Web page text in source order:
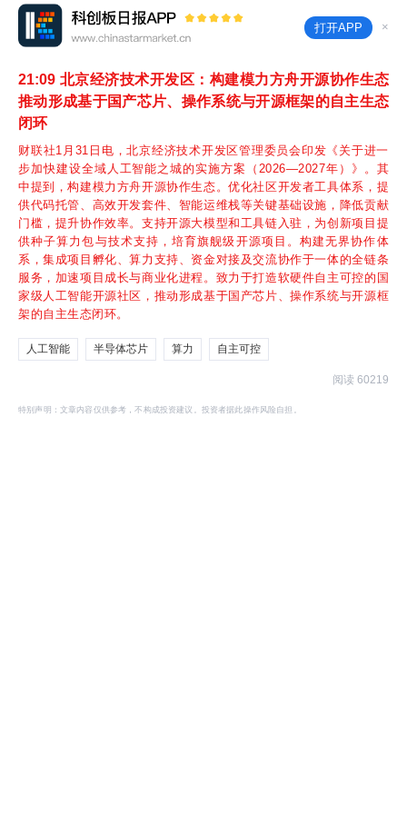
打开APP ×
21:09 北京经济技术开发区：构建模力方舟开源协作生态
推动形成基于国产芯片、操作系统与开源框架的自主生态
闭环
财联社1月31日电，北京经济技术开发区管理委员会印发《关于进一
步加快建设全域人工智能之城的实施方案（2026—2027年）》。其
中提到，构建模力方舟开源协作生态。优化社区开发者工具体系，提
供代码托管、高效开发套件、智能运维栈等关键基础设施，降低贡献
门槛，提升协作效率。支持开源大模型和工具链入驻，为创新项目提
供种子算力包与技术支持，培育旗舰级开源项目。构建无界协作体
系，集成项目孵化、算力支持、资金对接及交流协作于一体的全链条
服务，加速项目成长与商业化进程。致力于打造软硬件自主可控的国
家级人工智能开源社区，推动形成基于国产芯片、操作系统与开源框
架的自主生态闭环。
人工智能 半导体芯片 算力 自主可控
阅读 60219
特别声明：文章内容仅供参考，不构成投资建议。投资者据此操作风险自担。